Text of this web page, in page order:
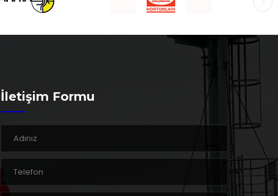
İletişim Formu